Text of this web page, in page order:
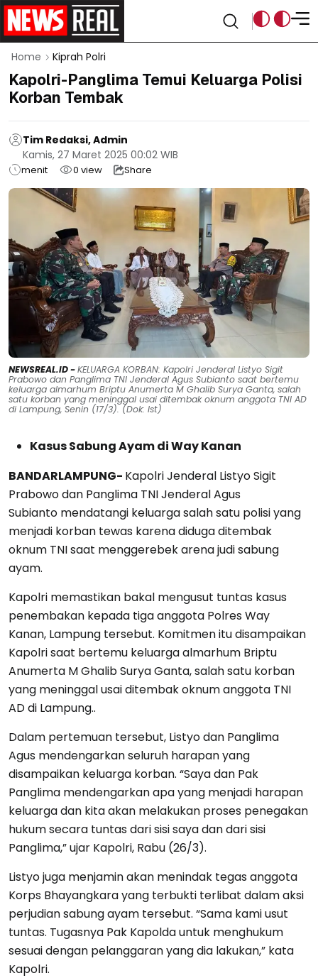
Home Kiprah Polri
Kapolri-Panglima Temui Keluarga Polisi
Korban Tembak
Tim Redaksi, Admin
Kamis, 27 Maret 2025 00:02 WIB
menit 0 view Share
NEWSREAL.ID -KELUARGA KORBAN: Kapolri Jenderal Listyo Sigit
Prabowo dan Panglima TNI Jenderal Agus Subianto saat bertemu
keluarga almarhum Briptu Anumerta M Ghalib Surya Ganta, salah
satu korban yang meninggal usai ditembak oknum anggota TNI AD
di Lampung, Senin (17/3). (Dok: Ist)
Kasus Sabung Ayam di Way Kanan
BANDARLAMPUNG- Kapolri Jenderal Listyo Sigit
Prabowo dan Panglima TNI Jenderal Agus
Subianto mendatangi keluarga salah satu polisi yang
menjadi korban tewas karena diduga ditembak
oknum TNI saat menggerebek arena judi sabung
ayam.
Kapolri memastikan bakal mengusut tuntas kasus
penembakan kepada tiga anggota Polres Way
Kanan, Lampung tersebut. Komitmen itu disampaikan
Kapolri saat bertemu keluarga almarhum Briptu
Anumerta M Ghalib Surya Ganta, salah satu korban
yang meninggal usai ditembak oknum anggota TNI
AD di Lampung..
Dalam pertemuan tersebut, Listyo dan Panglima
Agus mendengarkan seluruh harapan yang
disampaikan keluarga korban. “Saya dan Pak
Panglima mendengarkan apa yang menjadi harapan
keluarga dan kita akan melakukan proses penegakan
hukum secara tuntas dari sisi saya dan dari sisi
Panglima,” ujar Kapolri, Rabu (26/3).
Listyo juga menjamin akan menindak tegas anggota
Korps Bhayangkara yang terbukti terlibat dalam aksi
perjudian sabung ayam tersebut. “Sama kami usut
tuntas. Tugasnya Pak Kapolda untuk menghukum
sesuai dengan pelanggaran yang dia lakukan,” kata
Kapolri.